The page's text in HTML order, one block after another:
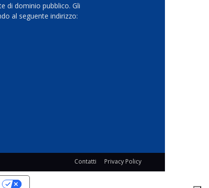
di dominio pubblico. Gli
al seguente indirizzo:
Contatti Privacy Policy